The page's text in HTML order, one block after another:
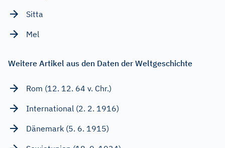
Sitta
Mel
Weitere Artikel aus den Daten der Weltgeschichte
Rom (12. 12. 64 v. Chr.)
International (2. 2. 1916)
Dänemark (5. 6. 1915)